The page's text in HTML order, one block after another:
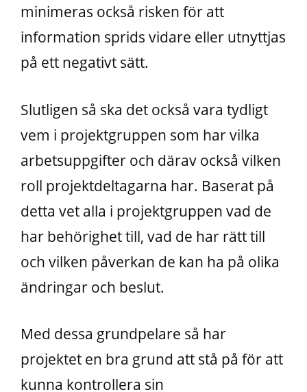
minimeras också risken för att
information sprids vidare eller utnyttjas
på ett negativt sätt.
Slutligen så ska det också vara tydligt
vem i projektgruppen som har vilka
arbetsuppgifter och därav också vilken
roll projektdeltagarna har. Baserat på
detta vet alla i projektgruppen vad de
har behörighet till, vad de har rätt till
och vilken påverkan de kan ha på olika
ändringar och beslut.
Med dessa grundpelare så har
projektet en bra grund att stå på för att
kunna kontrollera sin